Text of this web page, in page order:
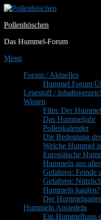
Zum
springen
Pollenhöschen
Das Hummel-Forum
Menü
PrimäresForum / Aktuelles
Hummel Forum
Lesestoff /
Wissen
Film: Der
Das Hummeljahr
Pollenkalender
Die Bedeutung
Welche Hummel
Europäische
Hummeln aus
Gefahren: Feinde
Gefahren:
Hummeln kaufen?
Der
Hummeln Ansiedeln
Ein Hummelhaus